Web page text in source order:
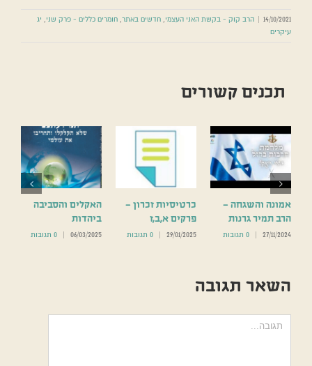
14/10/2021
| הרב קוק - בקשת האני העצמי, חדשים באתר, חומרים כללים - פרק שני, יג
עיקרים
תכנים קשורים
האקלים והסביבה
ביהדות
06/03/2025
| 0 תגובות
כרטיסיות זכרון –
פרקים א,ב,ז
29/01/2025
| 0 תגובות
אמונה והשגחה –
הרב תמיר גרנות
27/11/2024
| 0 תגובות
השאר תגובה